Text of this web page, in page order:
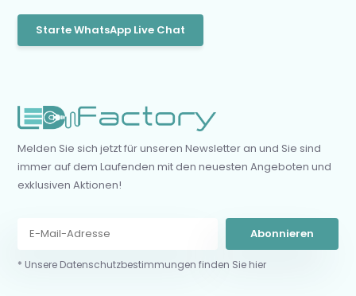
Starte WhatsApp Live Chat
Melden Sie sich jetzt für unseren Newsletter an und Sie sind
immer auf dem Laufenden mit den neuesten Angeboten und
exklusiven Aktionen!
Abonnieren
* Unsere Datenschutzbestimmungen finden Sie hier